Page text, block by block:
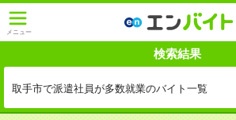
メニュー
検索結果
取手市で派遣社員が多数就業のバイト一覧